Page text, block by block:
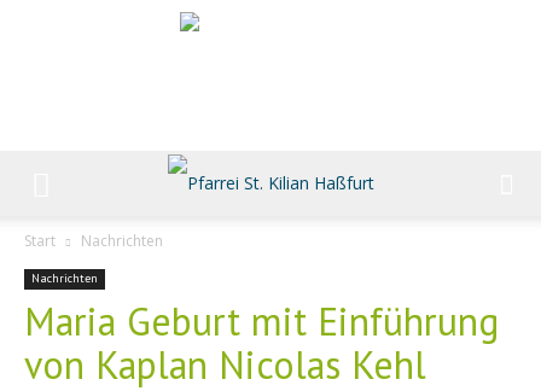
Start Nachrichten
Nachrichten
Maria Geburt mit Einführung
von Kaplan Nicolas Kehl